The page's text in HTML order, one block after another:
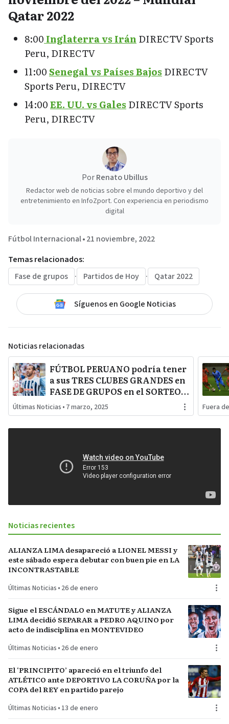
Qatar 2022
8:00 Inglaterra vs Irán DIRECTV Sports
Peru, DIRECTV
11:00Senegal vs Países Bajos DIRECTV
Sports Peru, DIRECTV
14:00EE. UU. vs Gales DIRECTV Sports
Peru, DIRECTV
PorRenato Ubillus
Redactor web de noticias sobre el mundo deportivo y del
entretenimiento en InfoZport. Con experiencia en periodismo
digital
Fútbol Internacional•21 noviembre, 2022
Temas relacionados:
Fase de grupos
· Partidos de Hoy · Qatar 2022
Síguenos en Google Noticias
Noticias relacionadas
FÚTBOL PERUANO podría tener
a sus TRES CLUBES GRANDES en
FASE DE GRUPOS en el SORTEO
de este lunes 17 por COPA
LIBERTADORES
Últimas Noticias • 7 marzo, 2025 Fuera
Noticias recientes
ALIANZA LIMA desapareció a LIONEL MESSI y
este sábado espera debutar con buen pie en LA
INCONTRASTABLE
Últimas Noticias • 26 de enero
Sigue el ESCÁNDALO en MATUTE y ALIANZA
LIMA decidió SEPARAR a PEDRO AQUINO por
acto de indisciplina en MONTEVIDEO
Últimas Noticias • 26 de enero
El ‘PRINCIPITO’ apareció en el triunfo del
ATLÉTICO ante DEPORTIVO LA CORUÑA por la
COPA del REY en partido parejo
Últimas Noticias • 13 de enero